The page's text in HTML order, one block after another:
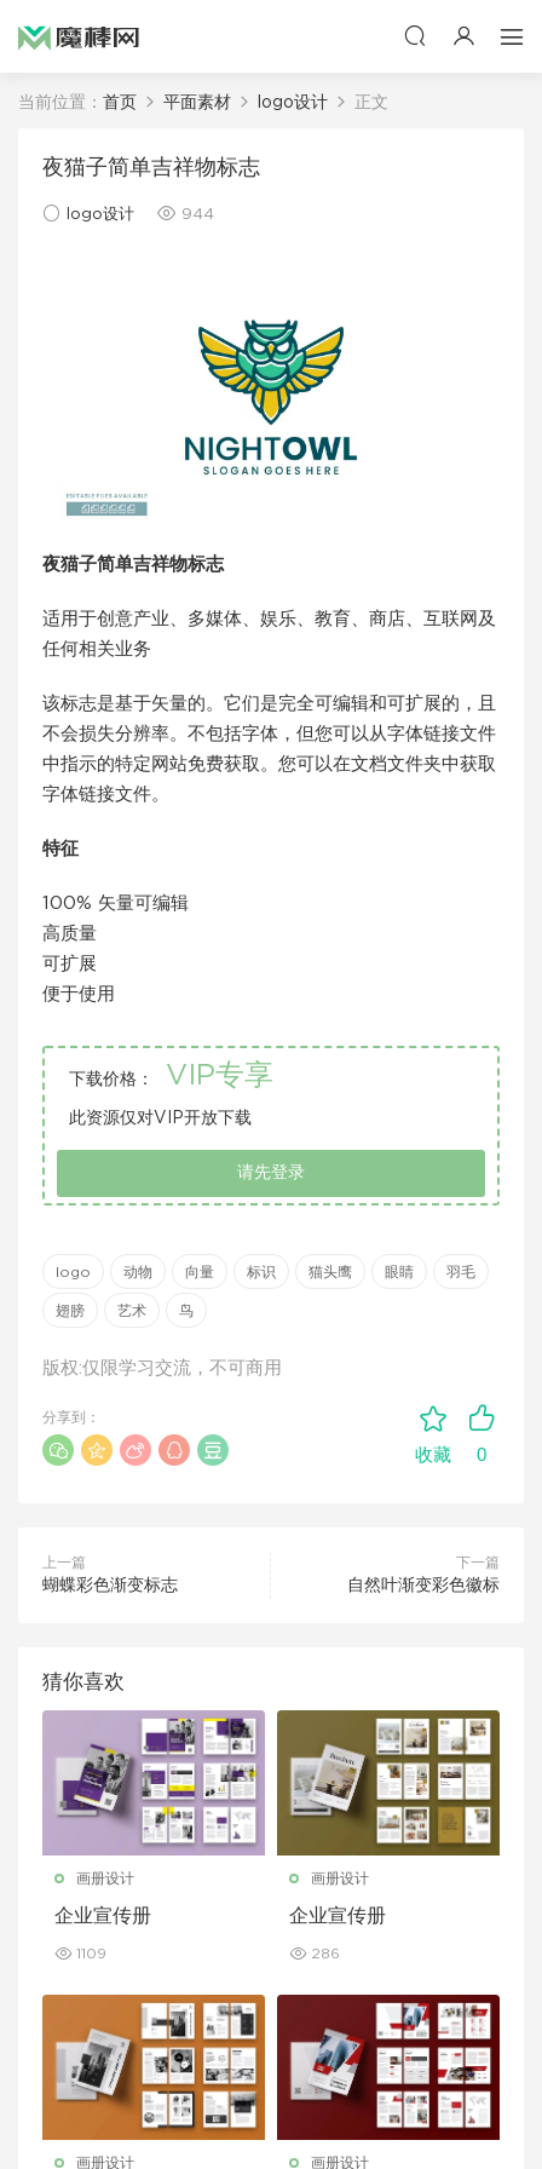
当前位置： 首页 平面素材 logo设计 正文
夜猫子简单吉祥物标志
logo设计 944
夜猫子简单吉祥物标志
适用于创意产业、多媒体、娱乐、教育、商店、互联网及
任何相关业务
该标志是基于矢量的。它们是完全可编辑和可扩展的，且
不会损失分辨率。不包括字体，但您可以从字体链接文件
中指示的特定网站免费获取。您可以在文档文件夹中获取
字体链接文件。
特征
100% 矢量可编辑
高质量
可扩展
便于使用
下载价格： VIP专享
此资源仅对VIP开放下载
请先登录
logo 动物 向量 标识 猫头鹰 眼睛 羽毛
翅膀 艺术 鸟
版权:仅限学习交流，不可商用
收藏 0
分享到：
上一篇
蝴蝶彩色渐变标志
下一篇
自然叶渐变彩色徽标
猜你喜欢
画册设计
企业宣传册
1109
画册设计
企业宣传册
286
画册设计 画册设计